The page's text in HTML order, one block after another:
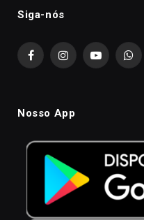
Siga-nós
FacebookInstagramYouTube
Nosso App